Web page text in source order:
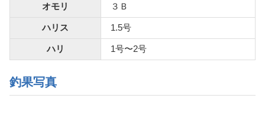
オモリ ３Ｂ
ハリス 1.5号
ハリ 1号〜2号
釣果写真